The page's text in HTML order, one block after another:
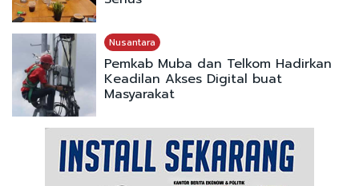
Nusantara
Pemkab Muba dan Telkom Hadirkan
Keadilan Akses Digital buat
Masyarakat